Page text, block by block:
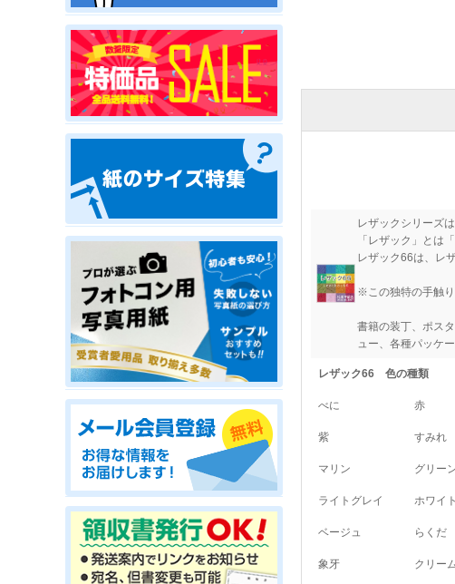
レザックシリーズ
「レザック」とは
レザック66は、レ
※この独特の手触り
書籍の装丁、ポス
ュー、各種パッケー
レザック66 色の種類
べに 赤
紫 すみれ
マリン グリー
ライトグレイ ホワイ
ベージュ らくだ
象牙 クリー